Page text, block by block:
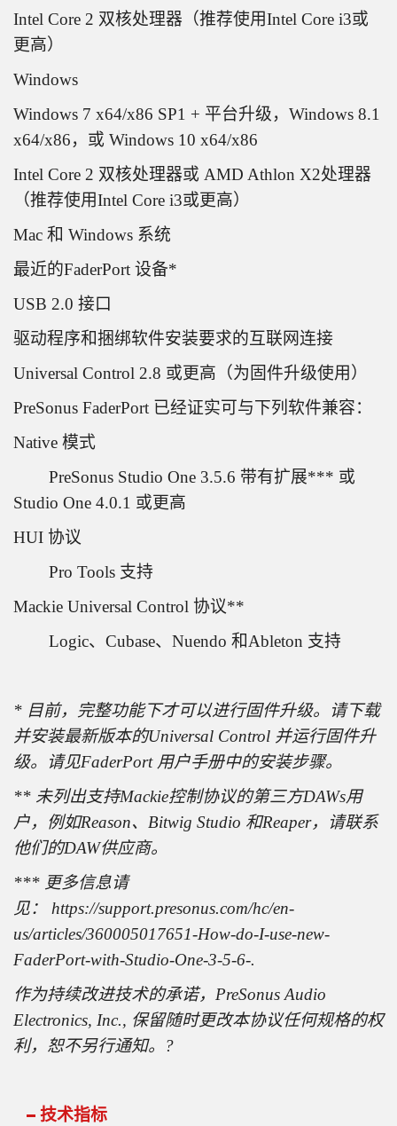
Intel Core 2 双核处理器（推荐使用Intel Core i3或
更高）
Windows
Windows 7 x64/x86 SP1 + 平台升级，Windows 8.1
x64/x86，或 Windows 10 x64/x86
Intel Core 2 双核处理器或 AMD Athlon X2处理器
（推荐使用Intel Core i3或更高）
Mac 和 Windows 系统
最近的FaderPort 设备*
USB 2.0 接口
驱动程序和捆绑软件安装要求的互联网连接
Universal Control 2.8 或更高（为固件升级使用）
PreSonus FaderPort 已经证实可与下列软件兼容：
Native 模式
PreSonus Studio One 3.5.6 带有扩展*** 或
Studio One 4.0.1 或更高
HUI 协议
Pro Tools 支持
Mackie Universal Control 协议**
Logic、Cubase、Nuendo 和Ableton 支持
* 目前，完整功能下才可以进行固件升级。请下载
并安装最新版本的Universal Control 并运行固件升
级。请见FaderPort 用户手册中的安装步骤。
** 未列出支持Mackie控制协议的第三方DAWs用
户，例如Reason、Bitwig Studio 和Reaper，请联系
他们的DAW供应商。
*** 更多信息请
见： https://support.presonus.com/hc/en-
us/articles/360005017651-How-do-I-use-new-
FaderPort-with-Studio-One-3-5-6-.
作为持续改进技术的承诺，PreSonus Audio
Electronics, Inc., 保留随时更改本协议任何规格的权
利，恕不另行通知。?
技术指标